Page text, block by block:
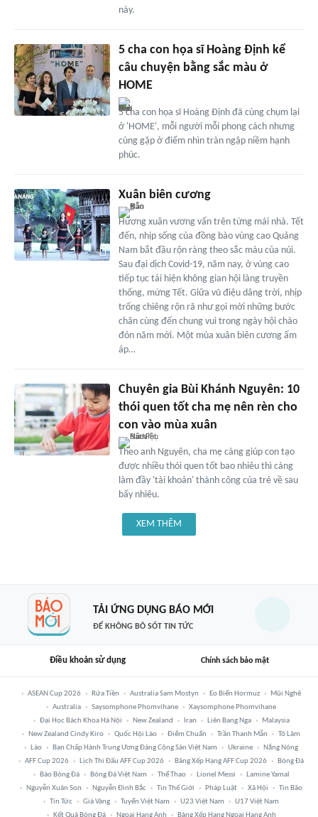
này.
5 cha con họa sĩ Hoàng Định kể
câu chuyện bằng sắc màu ở
HOME
5 cha con họa sĩ Hoàng Định đã cùng chụm lại
ở 'HOME', mỗi người mỗi phong cách nhưng
cùng gặp ở điểm nhìn tràn ngập niềm hạnh
phúc.
Xuân biên cương
Hương xuân vương vấn trên từng mái nhà. Tết
đến, nhịp sống của đồng bào vùng cao Quảng
Nam bắt đầu rộn ràng theo sắc màu của núi.
Sau đại dịch Covid-19, năm nay, ở vùng cao
tiếp tục tái hiện không gian hội làng truyền
thống, mừng Tết. Giữa vũ điệu dâng trời, nhịp
trống chiêng rộn rã như gọi mời những bước
chân cùng đến chung vui trong ngày hội chào
đón năm mới. Một mùa xuân biên cương ấm
áp…
Chuyên gia Bùi Khánh Nguyên: 10
thói quen tốt cha mẹ nên rèn cho
con vào mùa xuân
Theo anh Nguyên, cha mẹ càng giúp con tạo
được nhiều thói quen tốt bao nhiêu thì càng
làm đầy 'tài khoản' thành công của trẻ về sau
bấy nhiêu.
XEM THÊM
TẢI ỨNG DỤNG BÁO MỚI
ĐỂ KHÔNG BỎ SÓT TIN TỨC
Điều khoản sử dụng Chính sách bảo mật
ASEAN Cup 2026 Rửa Tiền Australia Sam Mostyn Eo Biển Hormuz
Mũi Nghê
Australia
Saysomphone Phomvihane
Xaysomphone Phomvihane
Đại Học Bách Khoa Hà Nội
New Zealand Iran Liên Bang Nga
Malaysia
New Zealand Cindy Kiro
Quốc Hội Lào Điểm Chuẩn Trần Thanh Mẫn
Tô Lâm
Lào
Ban Chấp Hành Trung Ương Đảng Cộng Sản Việt Nam Ukraine
Nắng Nóng
AFF Cup 2026
Lịch Thi Đấu AFF Cup 2026 Bảng Xếp Hạng AFF Cup 2026
Bóng Đá
Báo Bóng Đá
Bóng Đá Việt Nam Thể Thao Lionel Messi
Lamine Yamal
Nguyễn Xuân Son
Nguyễn Đình Bắc Tin Thế Giới Pháp Luật Xã Hội
Tin Bão
Tin Tức
Giá Vàng Tuyển Việt Nam U23 Việt Nam
U17 Việt Nam
Kết Quả Bóng Đá
Ngoại Hạng Anh Bảng Xếp Hạng Ngoại Hạng Anh